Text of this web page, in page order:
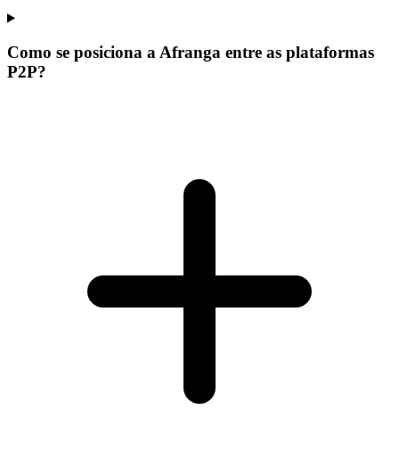
Como se posiciona a Afranga entre as plataformas
P2P?